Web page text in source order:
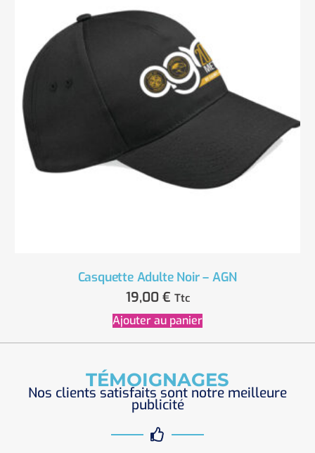
Casquette Adulte Noir – AGN
19,00 € Ttc
Ajouter au panier
TÉMOIGNAGES
Nos clients satisfaits sont notre meilleure
publicité